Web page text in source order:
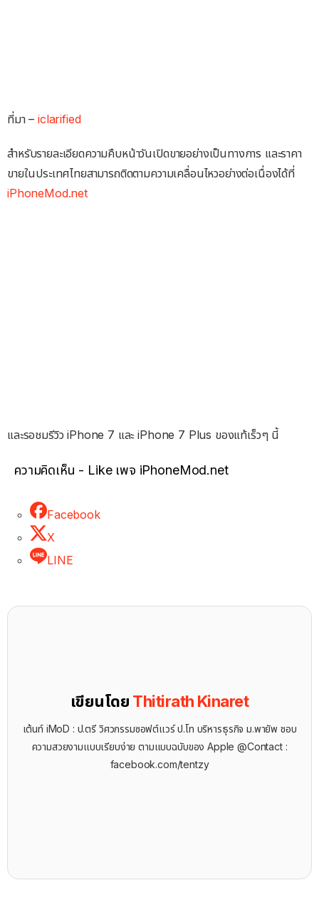
ที่มา –iclarified
สำหรับรายละเอียดความคืบหน้าวันเปิดขายอย่างเป็นทางการ และราคา
ขายในประเทศไทยสามารถติดตามความเคลื่อนไหวอย่างต่อเนื่องได้ที่
iPhoneMod.net
และรอชมรีวิว iPhone 7 และ iPhone 7 Plus ของแท้เร็วๆ นี้
ความคิดเห็น - Like เพจ iPhoneMod.net
Facebook
X
LINE
เขียนโดย Thitirath Kinaret
เต้นท์ iMoD : ป.ตรี วิศวกรรมซอฟต์แวร์ ป.โท บริหารธุรกิจ ม.พายัพ ชอบ
ความสวยงามแบบเรียบง่าย ตามแบบฉบับของ Apple @Contact :
facebook.com/tentzy